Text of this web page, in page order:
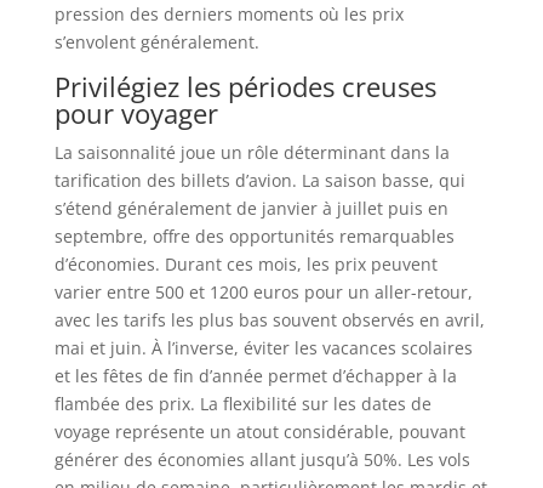
pression des derniers moments où les prix
s’envolent généralement.
Privilégiez les périodes creuses
pour voyager
La saisonnalité joue un rôle déterminant dans la
tarification des billets d’avion. La saison basse, qui
s’étend généralement de janvier à juillet puis en
septembre, offre des opportunités remarquables
d’économies. Durant ces mois, les prix peuvent
varier entre 500 et 1200 euros pour un aller-retour,
avec les tarifs les plus bas souvent observés en avril,
mai et juin. À l’inverse, éviter les vacances scolaires
et les fêtes de fin d’année permet d’échapper à la
flambée des prix. La flexibilité sur les dates de
voyage représente un atout considérable, pouvant
générer des économies allant jusqu’à 50%. Les vols